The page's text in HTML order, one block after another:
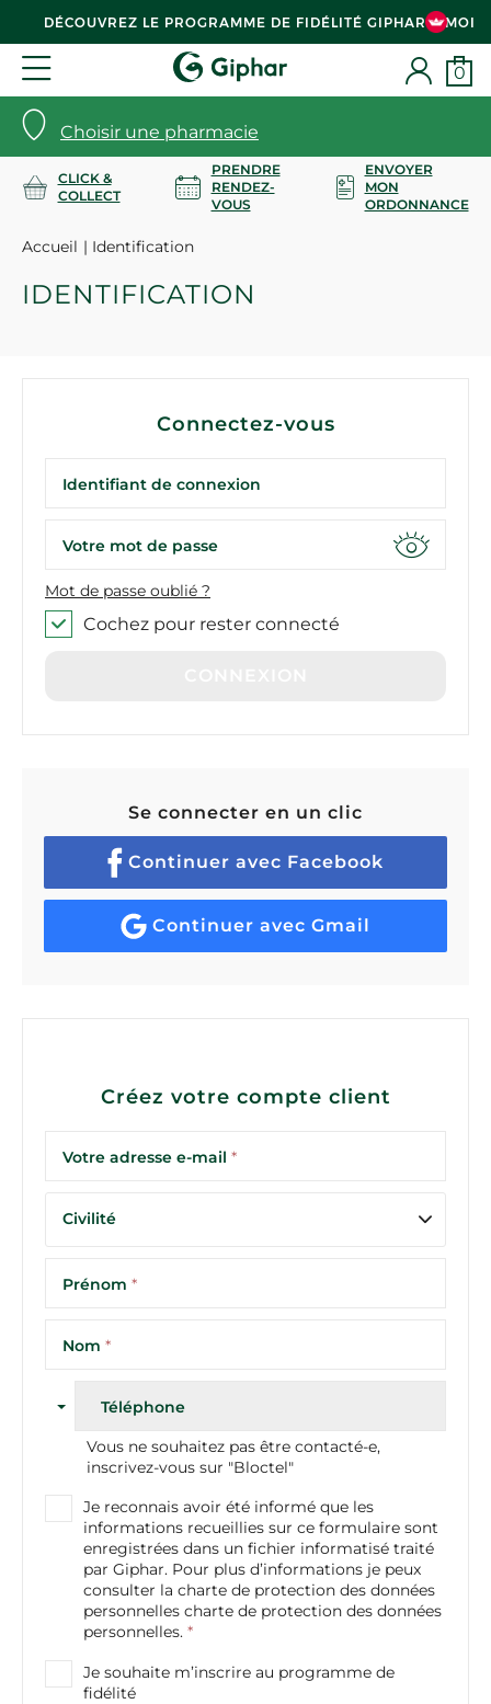
DÉCOUVREZ LE PROGRAMME DE FIDÉLITÉ GIPHAR & MOI
Choisir une pharmacie
0
CLICK &
COLLECT
PRENDRE
RENDEZ-
VOUS
ENVOYER
MON
ORDONNANCE
Accueil Identification
IDENTIFICATION
Connectez-vous
Identifiant de connexion
Votre mot de passe
Mot de passe oublié ?
Cochez pour rester connecté
Se connecter en un clic
Continuer avec Facebook
Continuer avec Gmail
Créez votre compte client
*
Votre adresse e-mail
Civilité
*
Prénom
*
Nom
Téléphone
Vous ne souhaitez pas être contacté-e,
inscrivez-vous sur "Bloctel"
Je reconnais avoir été informé que les
informations recueillies sur ce formulaire sont
enregistrées dans un fichier informatisé traité
par Giphar. Pour plus d’informations je peux
consulter la charte de protection des données
personnelles charte de protection des données
personnelles. *
Je souhaite m’inscrire au programme de
fidélité